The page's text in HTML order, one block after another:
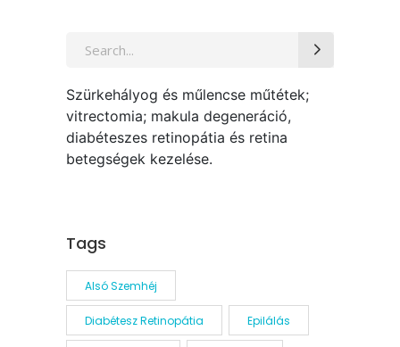
Search
Szürkehályog és műlencse műtétek;
vitrectomia; makula degeneráció,
diabéteszes retinopátia és retina
betegségek kezelése.
Tags
Alsó Szemhéj
Diabétesz Retinopátia Epilálás